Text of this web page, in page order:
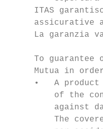
ITAS
assicurative
La garanzia
To guarantee
Mutua in
•   A
of the
against
The